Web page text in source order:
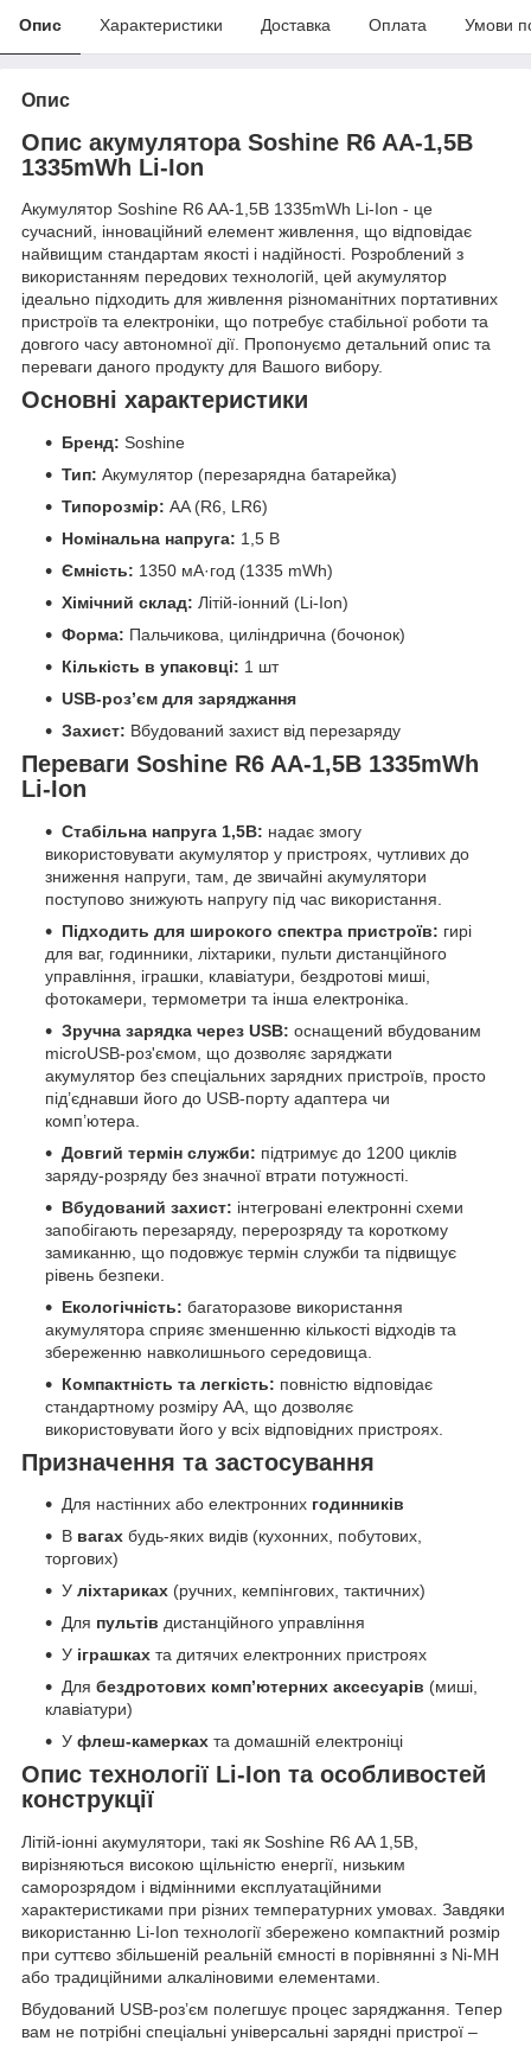
Опис Характеристики Доставка Оплата Умови
Опис
Опис акумулятора Soshine R6 AA-1,5В
1335mWh Li-Ion
Акумулятор Soshine R6 AA-1,5В 1335mWh Li-Ion - це
сучасний, інноваційний елемент живлення, що відповідає
найвищим стандартам якості і надійності. Розроблений з
використанням передових технологій, цей акумулятор
ідеально підходить для живлення різноманітних портативних
пристроїв та електроніки, що потребує стабільної роботи та
довгого часу автономної дії. Пропонуємо детальний опис та
переваги даного продукту для Вашого вибору.
Основні характеристики
Бренд: Soshine
Тип: Акумулятор (перезарядна батарейка)
Типорозмір: AA (R6, LR6)
Номінальна напруга: 1,5 В
Ємність: 1350 мА·год (1335 mWh)
Хімічний склад: Літій-іонний (Li-Ion)
Форма: Пальчикова, циліндрична (бочонок)
Кількість в упаковці: 1 шт
USB-роз’єм для заряджання
Захист: Вбудований захист від перезаряду
Переваги Soshine R6 AA-1,5В 1335mWh
Li-Ion
Стабільна напруга 1,5В: надає змогу
використовувати акумулятор у пристроях, чутливих до
зниження напруги, там, де звичайні акумулятори
поступово знижують напругу під час використання.
Підходить для широкого спектра пристроїв: гирі
для ваг, годинники, ліхтарики, пульти дистанційного
управління, іграшки, клавіатури, бездротові миші,
фотокамери, термометри та інша електроніка.
Зручна зарядка через USB: оснащений вбудованим
microUSB-роз'ємом, що дозволяє заряджати
акумулятор без спеціальних зарядних пристроїв, просто
під’єднавши його до USB-порту адаптера чи
комп’ютера.
Довгий термін служби: підтримує до 1200 циклів
заряду-розряду без значної втрати потужності.
Вбудований захист: інтегровані електронні схеми
запобігають перезаряду, перерозряду та короткому
замиканню, що подовжує термін служби та підвищує
рівень безпеки.
Екологічність: багаторазове використання
акумулятора сприяє зменшенню кількості відходів та
збереженню навколишнього середовища.
Компактність та легкість: повністю відповідає
стандартному розміру AA, що дозволяє
використовувати його у всіх відповідних пристроях.
Призначення та застосування
Для настінних або електронних годинників
В вагах будь-яких видів (кухонних, побутових,
торгових)
У ліхтариках (ручних, кемпінгових, тактичних)
Для пультів дистанційного управління
У іграшках та дитячих електронних пристроях
Для бездротових комп’ютерних аксесуарів (миші,
клавіатури)
У флеш-камерках та домашній електроніці
Опис технології Li-Ion та особливостей
конструкції
Літій-іонні акумулятори, такі як Soshine R6 AA 1,5В,
вирізняються високою щільністю енергії, низьким
саморозрядом і відмінними експлуатаційними
характеристиками при різних температурних умовах. Завдяки
використанню Li-Ion технології збережено компактний розмір
при суттєво збільшеній реальній ємності в порівнянні з Ni-MH
або традиційними алкаліновими елементами.
Вбудований USB-роз’єм полегшує процес заряджання. Тепер
вам не потрібні спеціальні універсальні зарядні пристрої –